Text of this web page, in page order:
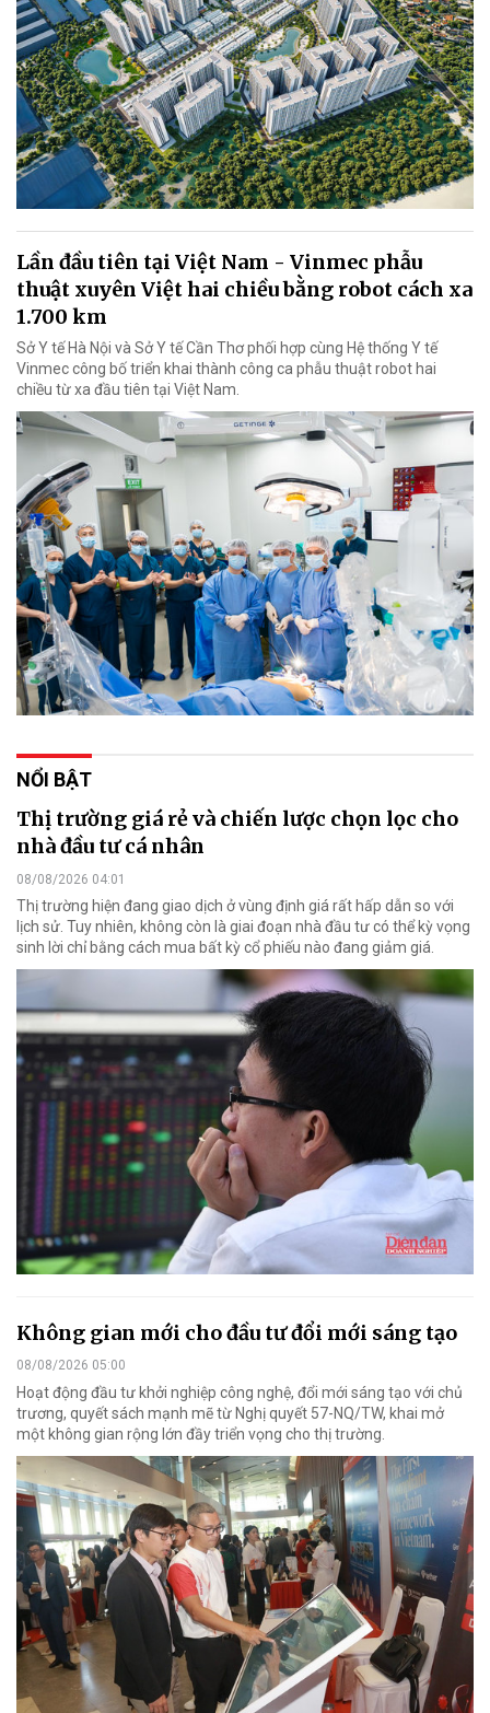
Lần đầu tiên tại Việt Nam - Vinmec phẫu
thuật xuyên Việt hai chiều bằng robot cách xa
1.700 km
Sở Y tế Hà Nội và Sở Y tế Cần Thơ phối hợp cùng Hệ thống Y tế
Vinmec công bố triển khai thành công ca phẫu thuật robot hai
chiều từ xa đầu tiên tại Việt Nam.
NỔI BẬT
Thị trường giá rẻ và chiến lược chọn lọc cho
nhà đầu tư cá nhân
08/08/2026 04:01
Thị trường hiện đang giao dịch ở vùng định giá rất hấp dẫn so với
lịch sử. Tuy nhiên, không còn là giai đoạn nhà đầu tư có thể kỳ vọng
sinh lời chỉ bằng cách mua bất kỳ cổ phiếu nào đang giảm giá.
Không gian mới cho đầu tư đổi mới sáng tạo
08/08/2026 05:00
Hoạt động đầu tư khởi nghiệp công nghệ, đổi mới sáng tạo với chủ
trương, quyết sách mạnh mẽ từ Nghị quyết 57-NQ/TW, khai mở
một không gian rộng lớn đầy triển vọng cho thị trường.